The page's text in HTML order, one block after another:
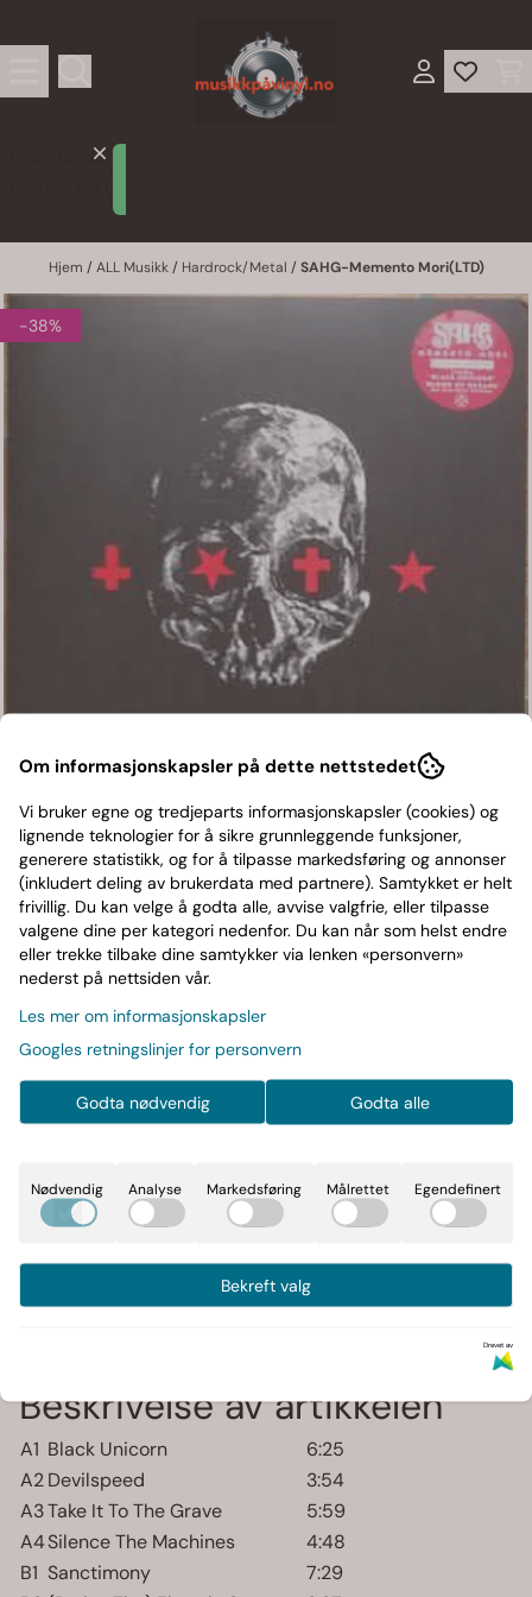
Placeholder
Hjem / ALL Musikk/ Hardrock/Metal / SAHG-Memento Mori(LTD)
-38%
SAHG-Memento Mori(LTD)
INDIE
199,- 319,- - 38%
2016,LP,Limited Edition Red vinyl
Les mer
: 1
+
Beskrivelse av artikkelen
A1 Black Unicorn
6:25
A2Devilspeed
3:54
A3Take It To The Grave
5:59
A4Silence The Machines
4:48
B1 Sanctimony
7:29
Om informasjonskapsler på dette nettstedet
Vi bruker egne og tredjeparts informasjonskapsler (cookies) og
lignende teknologier for å sikre grunnleggende funksjoner,
generere statistikk, og for å tilpasse markedsføring og annonser
(inkludert deling av brukerdata med partnere). Samtykket er helt
frivillig. Du kan velge å godta alle, avvise valgfrie, eller tilpasse
valgene dine per kategori nedenfor. Du kan når som helst endre
eller trekke tilbake dine samtykker via lenken «personvern»
nederst på nettsiden vår.
Les mer om informasjonskapsler
Googles retningslinjer for personvern
Godta nødvendig Godta alle
Nødvendig Analyse Markedsføring Målrettet Egendefinert
Bekreft valg
Drevet av